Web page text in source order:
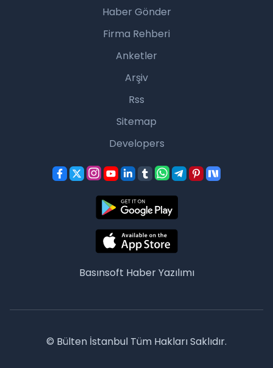
Haber Gönder
Firma Rehberi
Anketler
Arşiv
Rss
Sitemap
Developers
Basınsoft Haber Yazılımı
© Bülten İstanbul Tüm Hakları Saklıdır.